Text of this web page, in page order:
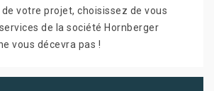
de votre projet, choisissez de vous
de la société Hornberger
vous décevra pas !